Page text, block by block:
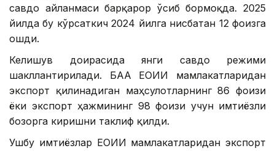
савдо айланмаси барқарор ўсиб бормоқда. 2025
йилда бу кўрсаткич 2024 йилга нисбатан 12 фоизга
ошди.
Келишув доирасида янги савдо режими
шакллантирилади. БАА ЕОИИ мамлакатларидан
экспорт қилинадиган маҳсулотларнинг 86 фоизи
ёки экспорт ҳажмининг 98 фоизи учун имтиёзли
бозорга киришни таклиф қилди.
Ушбу имтиёзлар ЕОИИ мамлакатларидан экспорт